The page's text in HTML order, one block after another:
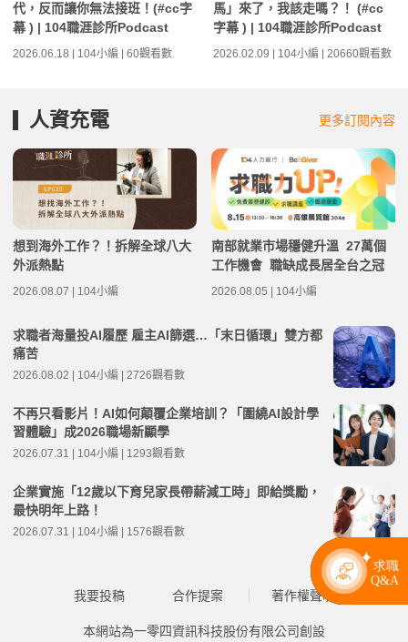
代，反而讓你無法接班！(#cc字
幕 ) | 104職涯診所Podcast
2026.06.18 | 104小編 | 60觀看數
馬」來了，我該走嗎？！ (#cc
字幕 ) | 104職涯診所Podcast
2026.02.09 | 104小編 | 20660觀看數
人資充電 更多訂閱內容
想到海外工作？！拆解全球八大
外派熱點
2026.08.07 | 104小編
南部就業市場穩健升溫 27萬個
工作機會 職缺成長居全台之冠
2026.08.05 | 104小編
求職者海量投AI履歷 雇主AI篩選…「末日循環」雙方都
痛苦
2026.08.02 | 104小編 | 2726觀看數
不再只看影片！AI如何顛覆企業培訓？「圍繞AI設計學
習體驗」成2026職場新顯學
2026.07.31 | 104小編 | 1293觀看數
企業實施「12歲以下育兒家長帶薪減工時」即給獎勵，
最快明年上路！
2026.07.31 | 104小編 | 1576觀看數
我要投稿 合作提案 著作權聲明
本網站為一零四資訊科技股份有限公司創設